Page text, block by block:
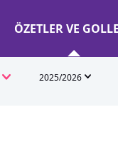
ÖZETLER VE
2025/2026